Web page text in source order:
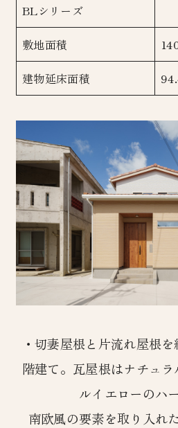
BLシリーズ
敷地面積
建物延床面積
・切妻屋根と片流れ屋根
階建て。瓦屋根はナチュ
ルイエローのハ
南欧風の要素を取り入れ